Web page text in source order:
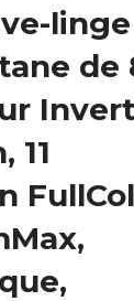
linge
de
11